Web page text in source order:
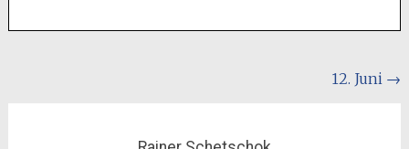
12. Juni →